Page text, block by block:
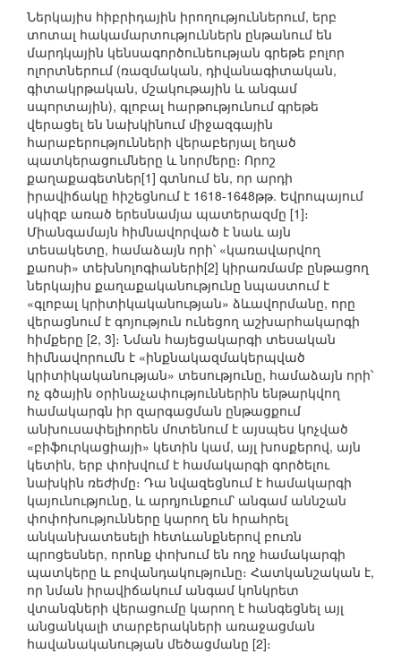
Ներկայիս հիբրիդային իրողություններում, երբ
տոտալ հակամարտություններն ընթանում են
մարդկային կենսագործունեության գրեթե բոլոր
ոլորտներում (ռազմական, դիվանագիտական,
գիտակրթական, մշակութային և անգամ
սպորտային), գլոբալ հարթությունում գրեթե
վերացել են նախկինում միջազգային
հարաբերությունների վերաբերյալ եղած
պատկերացումները և նորմերը։ Որոշ
քաղաքագետներ[1] գտնում են, որ արդի
իրավիճակը հիշեցնում է 1618-1648թթ. Եվրոպայում
սկիզբ առած երեսնամյա պատերազմը [1]։
Միանգամայն հիմնավորված է նաև այն
տեսակետը, համաձայն որի՝ «կառավարվող
քաոսի» տեխնոլոգիաների[2] կիրառմամբ ընթացող
ներկայիս քաղաքականությունը նպաստում է
«գլոբալ կրիտիկականության» ձևավորմանը, որը
վերացնում է գոյություն ունեցող աշխարհակարգի
հիմքերը [2, 3]։ Նման հայեցակարգի տեսական
հիմնավորումն է «ինքնակազմակերպված
կրիտիկականության» տեսությունը, համաձայն որի՝
ոչ գծային օրինաչափություններին ենթարկվող
համակարգն իր զարգացման ընթացքում
անխուսափելիորեն մոտենում է այսպես կոչված
«բիֆուրկացիայի» կետին կամ, այլ խոսքերով, այն
կետին, երբ փոխվում է համակարգի գործելու
նախկին ռեժիմը։ Դա նվազեցնում է համակարգի
կայունությունը, և արդյունքում՝ անգամ աննշան
փոփոխությունները կարող են հրահրել
անկանխատեսելի հետևանքներով բուռն
պրոցեսներ, որոնք փոխում են ողջ համակարգի
պատկերը և բովանդակությունը։ Հատկանշական է,
որ նման իրավիճակում անգամ կոնկրետ
վտանգների վերացումը կարող է հանգեցնել այլ
անցանկալի տարբերակների առաջացման
հավանականության մեծացմանը [2]։